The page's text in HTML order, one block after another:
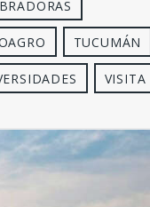
TUCUMÁN
VISITA